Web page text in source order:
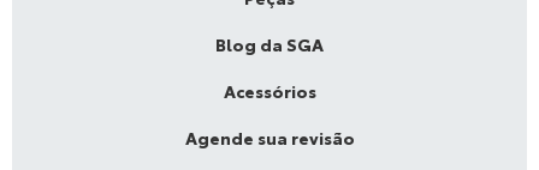
Blog da SGA
Acessórios
Agende sua revisão